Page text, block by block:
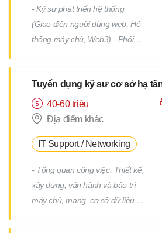
- Kỹ sư phát triển hệ thống
(Giao diện người dùng web, Hệ
thống máy chủ, Web3) - Phối
chính hoặc từng địa điểm dự án
(trong phạm vi 23 quận của
Tokyo) *Việc chuyển giao dự án
Tuyển dụng kỹ sư cơ sở hạ
40-60 triệu
Địa điểm khác
IT Support / Networking
- Tổng quan công việc: Thiết kế,
xây dựng, vận hành và bảo trì
máy chủ, mạng, cơ sở dữ liệu /